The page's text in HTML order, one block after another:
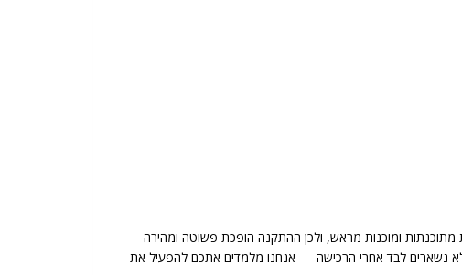
ומוכנות מראש, ולכן ההתקנה הופכת פשוטה ומהירה
אתם לא נשארים לבד אחרי הרכישה — אנחנו מלמדים אתכם להפעיל את